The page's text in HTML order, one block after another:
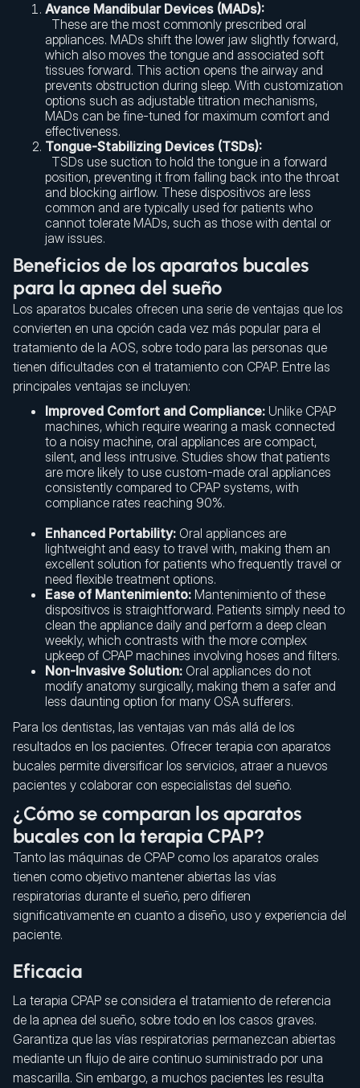
Avance Mandibular Devices (MADs):
These are the most commonly prescribed oral
appliances. MADs shift the lower jaw slightly forward,
which also moves the tongue and associated soft
tissues forward. This action opens the airway and
prevents obstruction during sleep. With customization
options such as adjustable titration mechanisms,
MADs can be fine-tuned for maximum comfort and
effectiveness.
Tongue-Stabilizing Devices (TSDs):
TSDs use suction to hold the tongue in a forward
position, preventing it from falling back into the throat
and blocking airflow. These dispositivos are less
common and are typically used for patients who
cannot tolerate MADs, such as those with dental or
jaw issues.
Beneficios de los aparatos bucales
para la apnea del sueño
Los aparatos bucales ofrecen una serie de ventajas que los
convierten en una opción cada vez más popular para el
tratamiento de la AOS, sobre todo para las personas que
tienen dificultades con el tratamiento con CPAP. Entre las
principales ventajas se incluyen:
Improved Comfort and Compliance: Unlike CPAP
machines, which require wearing a mask connected
to a noisy machine, oral appliances are compact,
silent, and less intrusive. Studies show that patients
are more likely to use custom-made oral appliances
consistently compared to CPAP systems, with
compliance rates reaching 90%.
Enhanced Portability: Oral appliances are
lightweight and easy to travel with, making them an
excellent solution for patients who frequently travel or
need flexible treatment options.
Ease of Mantenimiento: Mantenimiento of these
dispositivos is straightforward. Patients simply need to
clean the appliance daily and perform a deep clean
weekly, which contrasts with the more complex
upkeep of CPAP machines involving hoses and filters.
Non-Invasive Solution: Oral appliances do not
modify anatomy surgically, making them a safer and
less daunting option for many OSA sufferers.
Para los dentistas, las ventajas van más allá de los
resultados en los pacientes. Ofrecer terapia con aparatos
bucales permite diversificar los servicios, atraer a nuevos
pacientes y colaborar con especialistas del sueño.
¿Cómo se comparan los aparatos
bucales con la terapia CPAP?
Tanto las máquinas de CPAP como los aparatos orales
tienen como objetivo mantener abiertas las vías
respiratorias durante el sueño, pero difieren
significativamente en cuanto a diseño, uso y experiencia del
paciente.
Eficacia
La terapia CPAP se considera el tratamiento de referencia
de la apnea del sueño, sobre todo en los casos graves.
Garantiza que las vías respiratorias permanezcan abiertas
mediante un flujo de aire continuo suministrado por una
mascarilla. Sin embargo, a muchos pacientes les resulta